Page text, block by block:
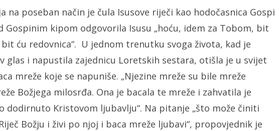
na poseban način je čula Isusove riječi kao hodočasnica Gospi
Gospinim kipom odgovorila Isusu „hoću, idem za Tobom, bit
ću redovnica“. U jednom trenutku svoga života, kad je
glas i napustila zajednicu Loretskih sestara, otišla je u svijet
mreže koje se napuniše. „Njezine mreže su bile mreže
Božjega milosrđa. Ona je bacala te mreže i zahvatila je
dodirnuto Kristovom ljubavlju“. Na pitanje „što može činiti
Božju i živi po njoj i baca mreže ljubavi“, propovjednik je